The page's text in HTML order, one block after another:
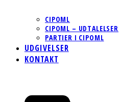
CIPOML
CIPOML – UDTALELSER
PARTIER I CIPOML
UDGIVELSER
KONTAKT